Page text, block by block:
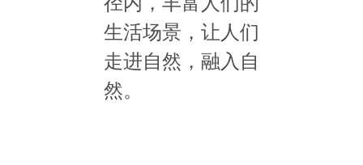
生活场景，让人们
走进自然，融入自
然。